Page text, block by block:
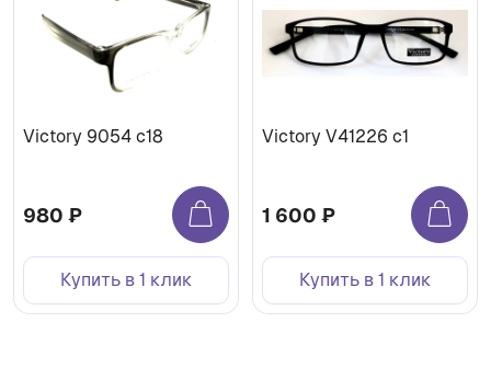
Victory 9054 c18
980 ₽
Купить в 1 клик
Victory V41226 c1
1 600 ₽
Купить в 1 клик